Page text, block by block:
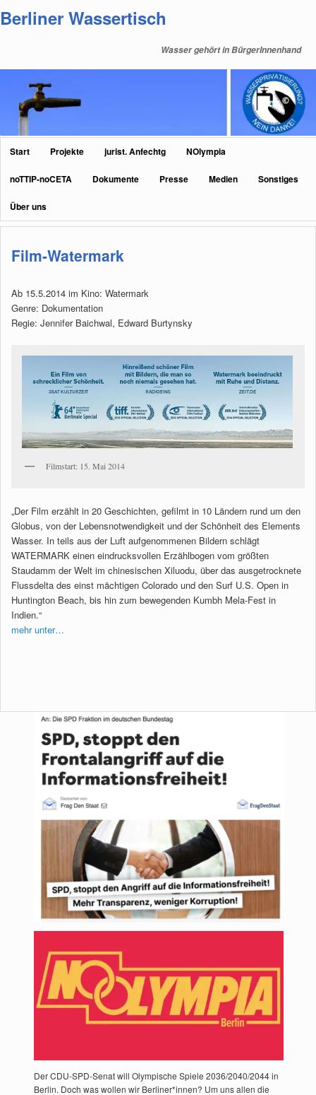
primären
sekundären
Berliner Wassertisch
Wasser gehört in BürgerInnenhand
Hauptmenü
Start Projekte jurist. Anfechtg NOlympia
noTTIP-noCETA Dokumente Presse Medien Sonstiges
Über uns
Film-Watermark
Ab 15.5.2014 im Kino: Watermark
Genre: Dokumentation
Regie: Jennifer Baichwal, Edward Burtynsky
Filmstart: 15. Mai 2014
„Der Film erzählt in 20 Geschichten, gefilmt in 10 Ländern rund um den
Globus, von der Lebensnotwendigkeit und der Schönheit des Elements
Wasser. In teils aus der Luft aufgenommenen Bildern schlägt
WATERMARK einen eindrucksvollen Erzählbogen vom größten
Staudamm der Welt im chinesischen Xiluodu, über das ausgetrocknete
Flussdelta des einst mächtigen Colorado und den Surf U.S. Open in
Huntington Beach, bis hin zum bewegenden Kumbh Mela-Fest in
Indien.“
mehr unter…
Der CDU-SPD-Senat will Olympische Spiele 2036/2040/2044 in
Berlin. Doch was wollen wir Berliner*innen? Um uns allen die